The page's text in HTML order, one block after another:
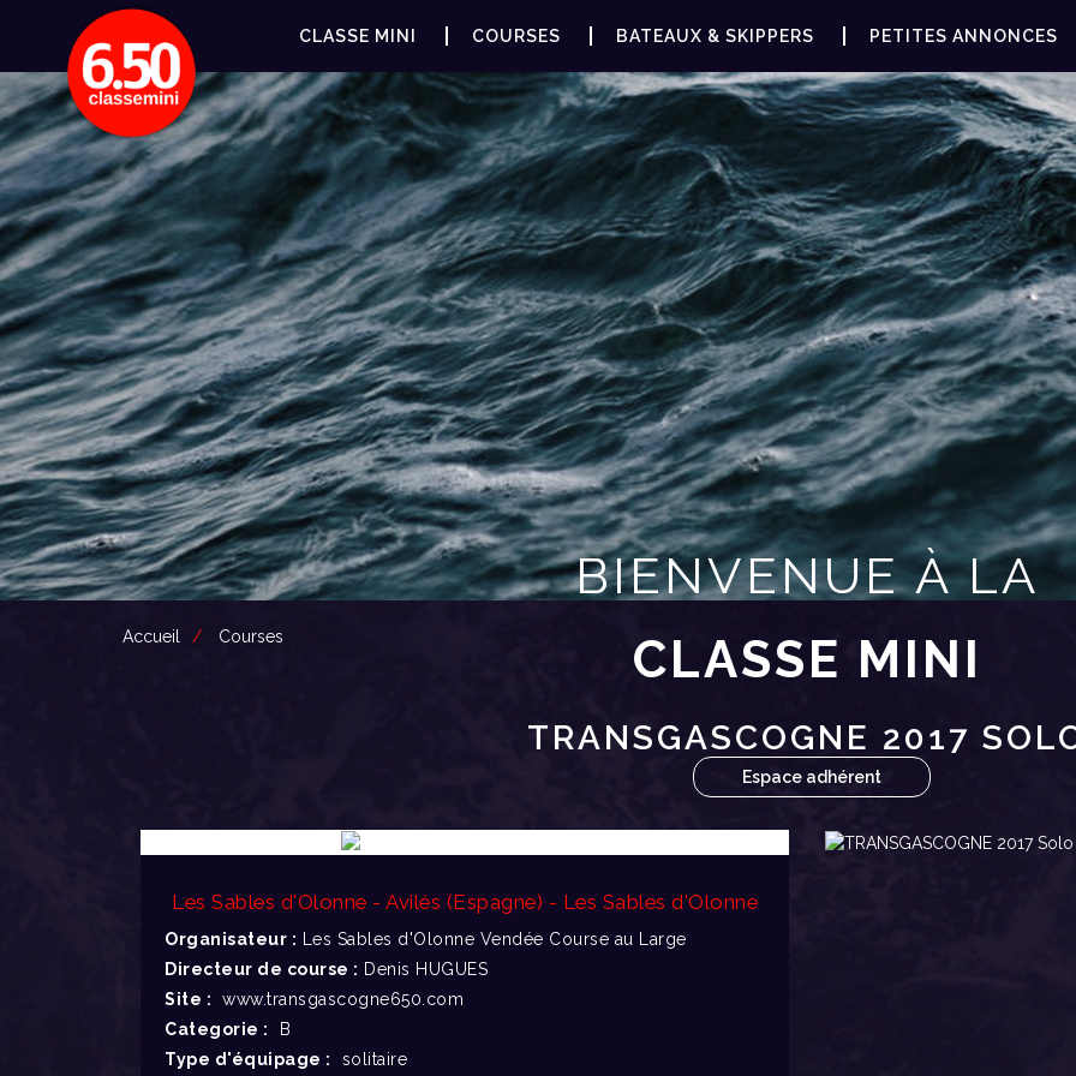
CLASSE MINI COURSES BATEAUX & SKIPPERS PETITES ANNONCES
BIENVENUE À LA
CLASSE MINI
Espace adhérent
Accueil Courses
TRANSGASCOGNE 2017
Les Sables d'Olonne - Avilés (Espagne) - Les Sables d'Olonne
Organisateur : Les Sables d'Olonne Vendée Course au Large
Directeur de course : Denis HUGUES
Site :
www.transgascogne650.com
Categorie : B
Type d'équipage : solitaire